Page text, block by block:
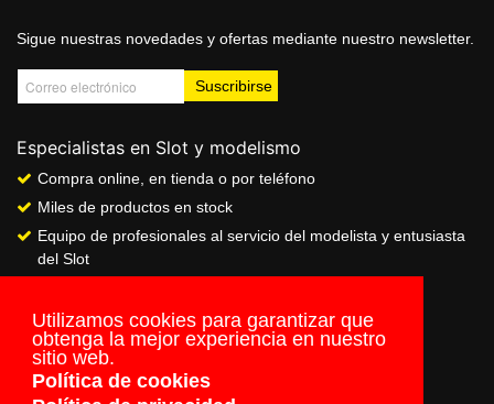
Utilizamos cookies para garantizar que
obtenga la mejor experiencia en nuestro
sitio web.
Política de cookies
Sigue nuestras novedades y ofertas mediante nuestro newsletter.
Especialistas en Slot y modelismo
Compra online, en tienda o por teléfono
Miles de productos en stock
Equipo de profesionales al servicio del modelista y entusiasta
del Slot
Servicio de pago seguro online
Envios a todo el mundo